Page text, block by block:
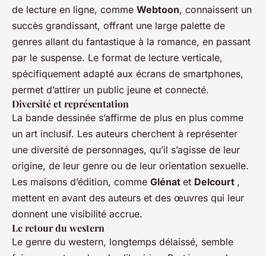
de lecture en ligne, comme Webtoon, connaissent un
succès grandissant, offrant une large palette de
genres allant du fantastique à la romance, en passant
par le suspense. Le format de lecture verticale,
spécifiquement adapté aux écrans de smartphones,
permet d’attirer un public jeune et connecté.
Diversité et représentation
La bande dessinée s’affirme de plus en plus comme
un art inclusif. Les auteurs cherchent à représenter
une diversité de personnages, qu’il s’agisse de leur
origine, de leur genre ou de leur orientation sexuelle.
Les maisons d’édition, comme Glénat et Delcourt ,
mettent en avant des auteurs et des œuvres qui leur
donnent une visibilité accrue.
Le retour du western
Le genre du western, longtemps délaissé, semble